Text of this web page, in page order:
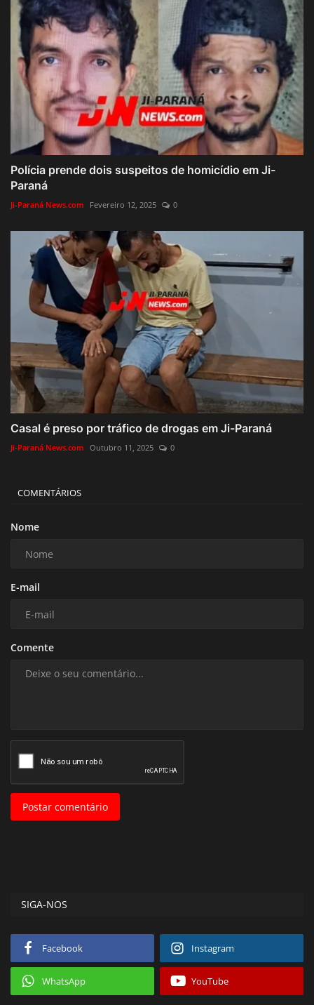
Polícia prende dois suspeitos de homicídio em Ji-
Paraná
Ji-Paraná News.com Fevereiro 12, 2025 0
Casal é preso por tráfico de drogas em Ji-Paraná
Ji-Paraná News.com Outubro 11, 2025 0
COMENTÁRIOS
Nome
E-mail
Comente
Postar comentário
SIGA-NOS
Facebook Instagram
WhatsApp YouTube